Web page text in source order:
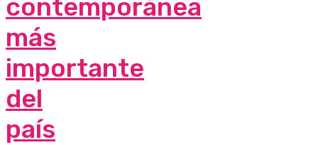
contemporánea
más
importante
del
país